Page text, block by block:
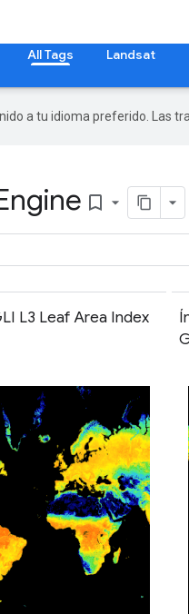
All Tags Landsat
a tu idioma preferido. Las
bookmark_border
L3 Leaf Area Index